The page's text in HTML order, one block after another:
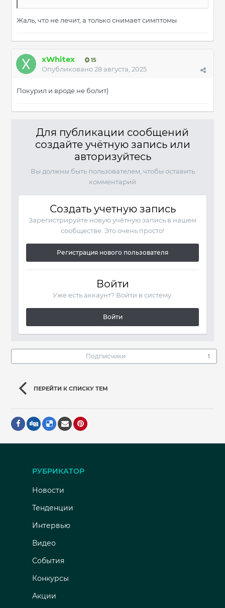
Жаль, что не лечит, а только снимает симптомы
xWhitex 15
Опубликовано28 августа, 2025
Покурил и вроде не болит)
Для публикации сообщений
создайте учётную запись или
авторизуйтесь
Вы должны быть пользователем, чтобы оставить
комментарий
Создать учетную запись
Зарегистрируйте новую учётную запись в нашем
сообществе. Это очень просто!
Регистрация нового пользователя
Войти
Уже есть аккаунт? Войти в систему.
Войти
Подписчики 1
ПЕРЕЙТИ К СПИСКУ ТЕМ
РУБРИКАТОР
Новости
Тенденции
Интервью
Видео
События
Конкурсы
Акции